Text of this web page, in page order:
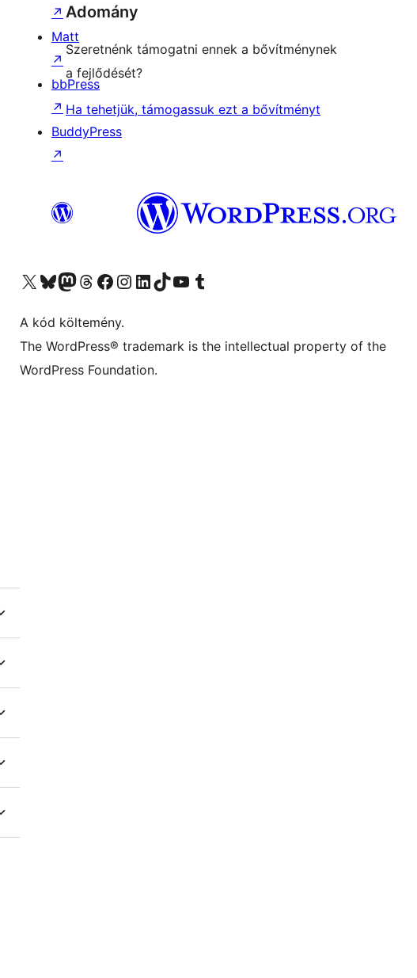
Adomány
Szeretnénk támogatni ennek a bővítménynek
a fejlődését?
Ha tehetjük, támogassuk ezt a bővítményt
↗
Matt
↗
bbPress
↗
BuddyPress
↗
Visit our X (formerly Twitter) account
Visit our Bluesky account
Twitter csatornánk
Visit our Threads account
Facebook oldalunk megtekintése
Visit our Instagram account
Visit our LinkedIn account
Visit our TikTok account
Visit our YouTube channel
Visit our Tumblr account
A kód költemény.
The WordPress® trademark is the intellectual property of the
WordPress Foundation.